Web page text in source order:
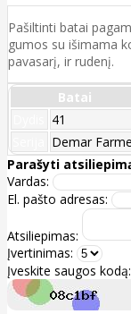
Pašiltinti batai
gumos su išimama
pavasarį, ir rudenį.
Batai
41
Demar
Parašyti
Vardas:
El. pašto adresas:
Atsiliepimas:
Įvertinimas:
Įveskite saugos kodą: